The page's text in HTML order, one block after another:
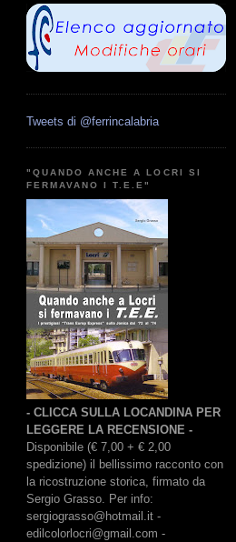
Tweets di @ferrincalabria
"QUANDO ANCHE A LOCRI SI
FERMAVANO I T.E.E"
- CLICCA SULLA LOCANDINA PER
LEGGERE LA RECENSIONE -
Disponibile (€ 7,00 + € 2,00
spedizione) il bellissimo racconto con
la ricostruzione storica, firmato da
Sergio Grasso. Per info:
sergiograsso@hotmail.it -
edilcolorlocri@gmail.com -